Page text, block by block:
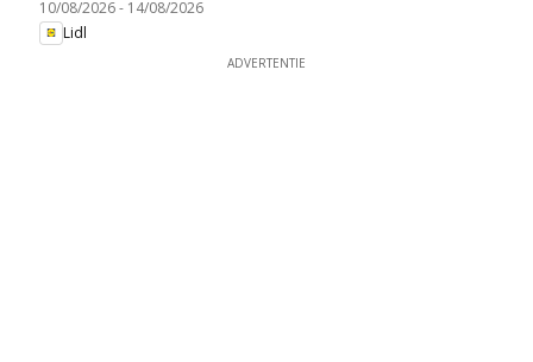
10/08/2026- 14/08/2026
Lidl
ADVERTENTIE